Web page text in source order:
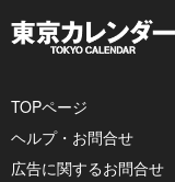
TOPページ
ヘルプ・お問合せ
広告に関するお問合せ